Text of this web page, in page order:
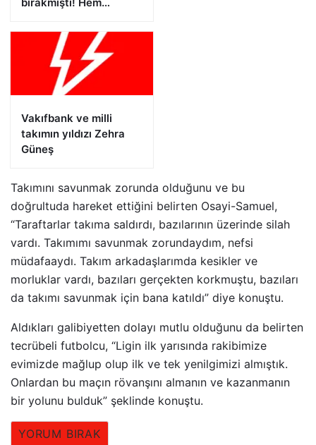
teklif götürdü… Can
Uzun milli takım için
teklifini yaptı
Vakıfbank ve milli
takımın yıldızı Zehra
Güneş
Takımını savunmak zorunda olduğunu ve bu
doğrultuda hareket ettiğini belirten Osayi-Samuel,
“Taraftarlar takıma saldırdı, bazılarının üzerinde silah
vardı. Takımımı savunmak zorundaydım, nefsi
müdafaaydı. Takım arkadaşlarımda kesikler ve
morluklar vardı, bazıları gerçekten korkmuştu, bazıları
da takımı savunmak için bana katıldı” diye konuştu.
Aldıkları galibiyetten dolayı mutlu olduğunu da belirten
tecrübeli futbolcu, “Ligin ilk yarısında rakibimize
evimizde mağlup olup ilk ve tek yenilgimizi almıştık.
Onlardan bu maçın rövanşını almanın ve kazanmanın
bir yolunu bulduk” şeklinde konuştu.
YORUM BIRAK